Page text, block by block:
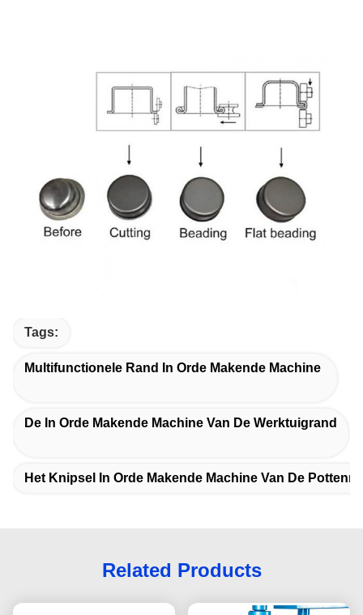
Tags:
Multifunctionele Rand In Orde Makende Machine
De In Orde Makende Machine Van De Werktuigrand
Het Knipsel In Orde Makende Machine Van De
Related Products